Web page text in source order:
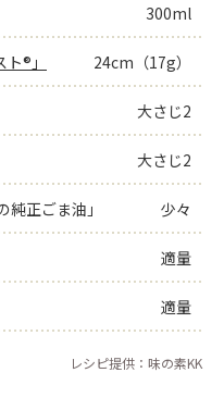
300ml
®」 24cm（17g）
大さじ2
大さじ2
純正ごま油」 少々
適量
適量
レシピ提供：味の素KK